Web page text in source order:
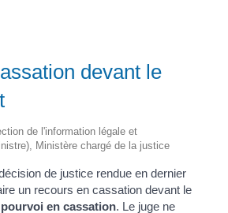
devant le
de l'information légale et
Ministère chargé de la justice
de justice rendue en dernier
un recours en cassation devant le
pourvoi en cassation. Le juge ne